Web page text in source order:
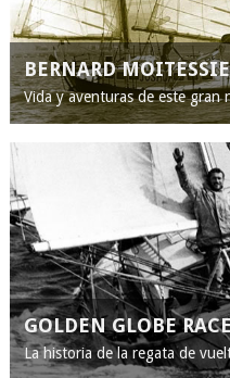
BERNARD
Vida y aventuras de este gran
GOLDEN GLOBE
La historia de la regata de